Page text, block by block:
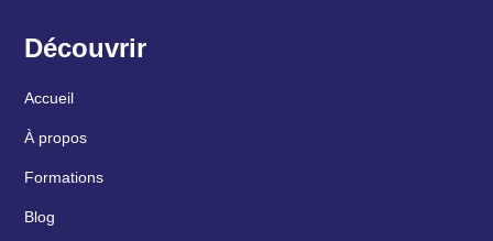
Découvrir
Accueil
À propos
Formations
Blog